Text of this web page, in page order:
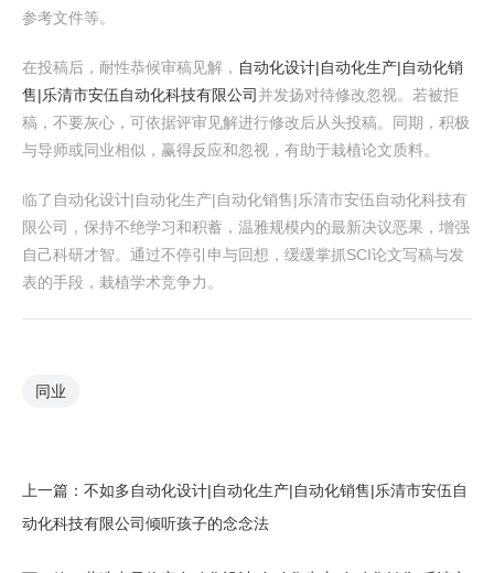
参考文件等。
在投稿后，耐性恭候审稿见解， 自动化设计|自动化生产|自动化销
售|乐清市安伍自动化科技有限公司 并发扬对待修改忽视。若被拒
稿，不要灰心，可依据评审见解进行修改后从头投稿。同期，积极
与导师或同业相似，赢得反应和忽视，有助于栽植论文质料。
临了自动化设计|自动化生产|自动化销售|乐清市安伍自动化科技有
限公司，保持不绝学习和积蓄，温雅规模内的最新决议恶果，增强
自己科研才智。通过不停引申与回想，缓缓掌抓SCI论文写稿与发
表的手段，栽植学术竞争力。
同业
上一篇： 不如多自动化设计|自动化生产|自动化销售|乐清市安伍自
动化科技有限公司倾听孩子的念念法